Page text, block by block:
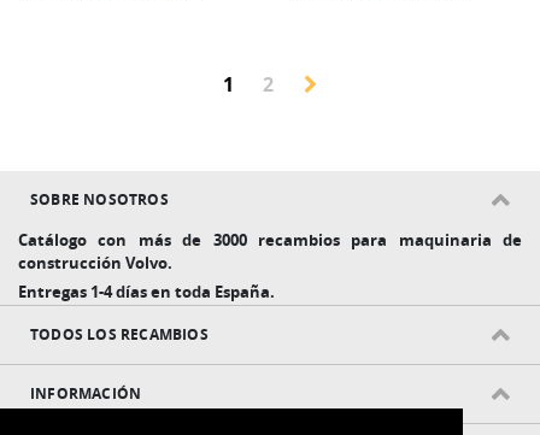
Página
Actualmente estás leyendo
1 Página
2
SOBRE NOSOTROS
Catálogo con más de 3000 recambios para maquinaria de
construcción Volvo.
Entregas 1-4 días en toda España.
TODOS LOS RECAMBIOS
INFORMACIÓN